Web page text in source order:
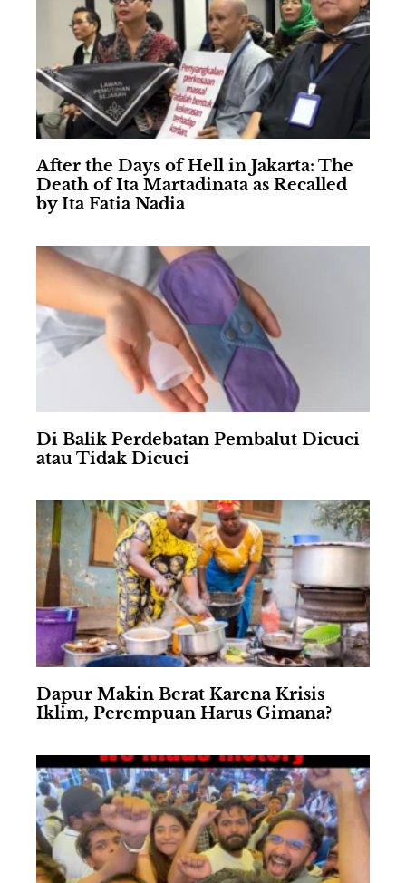
After the Days of Hell in Jakarta: The
Death of Ita Martadinata as Recalled
by Ita Fatia Nadia
Di Balik Perdebatan Pembalut Dicuci
atau Tidak Dicuci
Dapur Makin Berat Karena Krisis
Iklim, Perempuan Harus Gimana?